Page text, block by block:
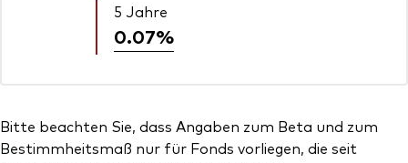
5 Jahre
0.07%
Bitte beachten Sie, dass Angaben zum Beta und zum
Bestimmheitsmaß nur für Fonds vorliegen, die seit